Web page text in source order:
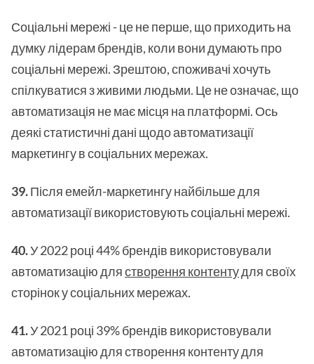
Соціальні мережі - це не перше, що приходить на
думку лідерам брендів, коли вони думають про
соціальні мережі. Зрештою, споживачі хочуть
спілкуватися з живими людьми. Це не означає, що
автоматизація не має місця на платформі. Ось
деякі статистичні дані щодо автоматизації
маркетингу в соціальних мережах.
39.Після емейл-маркетингу найбільше для
автоматизації використовують соціальні мережі.
40.У 2022 році 44% брендів використовували
автоматизацію длястворення контентудля своїх
сторінок у соціальних мережах.
41.У 2021 році 39% брендів використовували
автоматизацію для створення контенту для